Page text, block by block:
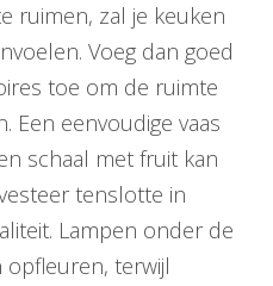
ruimen, zal je keuken
Voeg dan goed
toe om de ruimte
Een eenvoudige vaas
schaal met fruit kan
tenslotte in
Lampen onder de
terwijl